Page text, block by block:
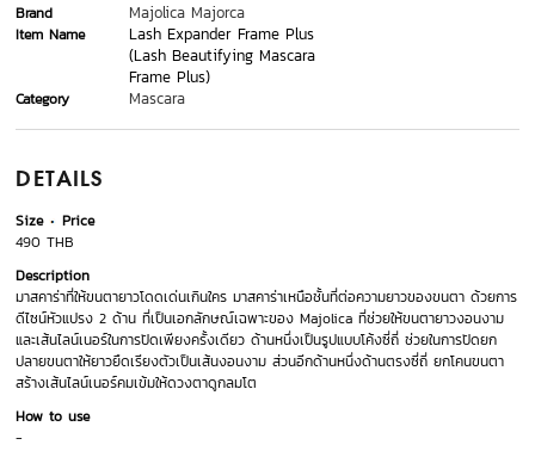
Brand Majolica Majorca
Item Name
Lash Expander Frame Plus
(Lash Beautifying Mascara
Frame Plus)
Category Mascara
DETAILS
Size
Price
490 THB
Description
มาสคาร่าที่ให้ขนตายาวโดดเด่นเกินใคร มาสคาร่าเหนือชั้นที่ต่อความยาวของขนตา ด้วยการ
ดีไซน์หัวแปรง 2 ด้าน ที่เป็นเอกลักษณ์เฉพาะของ Majolica ที่ช่วยให้ขนตายาวงอนงาม
และเส้นไลน์เนอร์ในการปัดเพียงครั้งเดียว ด้านหนึ่งเป็นรูปแบบโค้งซี่ถี่ ช่วยในการปัดยก
ปลายขนตาให้ยาวยืดเรียงตัวเป็นเส้นงอนงาม ส่วนอีกด้านหนึ่งด้านตรงซี่ถี่ ยกโคนขนตา
สร้างเส้นไลน์เนอร์คมเข้มให้ดวงตาดูกลมโต
How to use
-